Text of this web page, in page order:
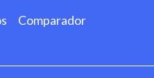
Comparador